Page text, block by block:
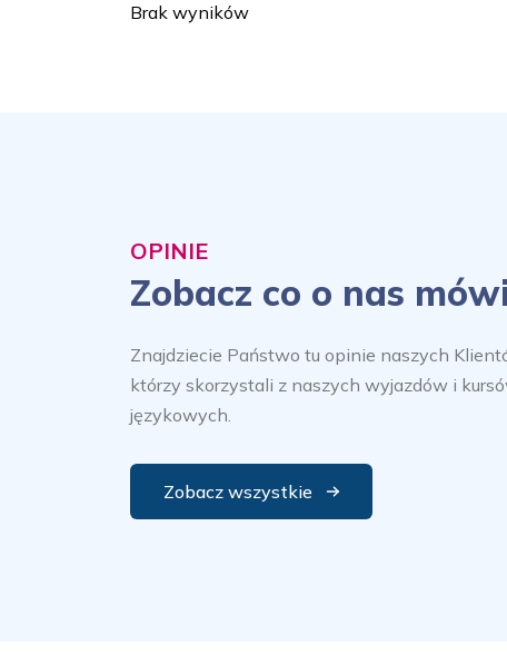
Brak wyników
OPINIE
Zobacz co o nas
Znajdziecie Państwo tu opinie naszych
którzy skorzystali z naszych wyjazdów i
językowych.
Zobacz wszystkie